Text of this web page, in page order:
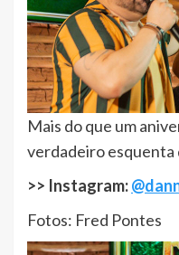
Mais do que um
verdadeiro esquenta
>> Instagram:
Fotos: Fred Pontes